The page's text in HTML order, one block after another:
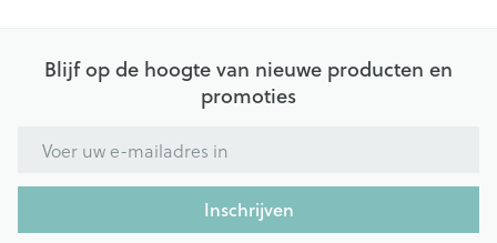
Blijf op de hoogte van nieuwe producten en
promoties
Inschrijven